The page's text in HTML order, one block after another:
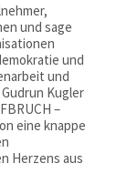
und sage
und
und
Kugler
–
eine knappe
Herzens aus